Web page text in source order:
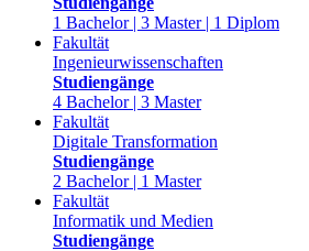
1 Bachelor | 3 Master | 1 Diplom
Fakultät
Ingenieurwissenschaften
Studiengänge
4 Bachelor | 3 Master
Fakultät
Digitale Transformation
Studiengänge
2 Bachelor | 1 Master
Fakultät
Informatik und Medien
Studiengänge